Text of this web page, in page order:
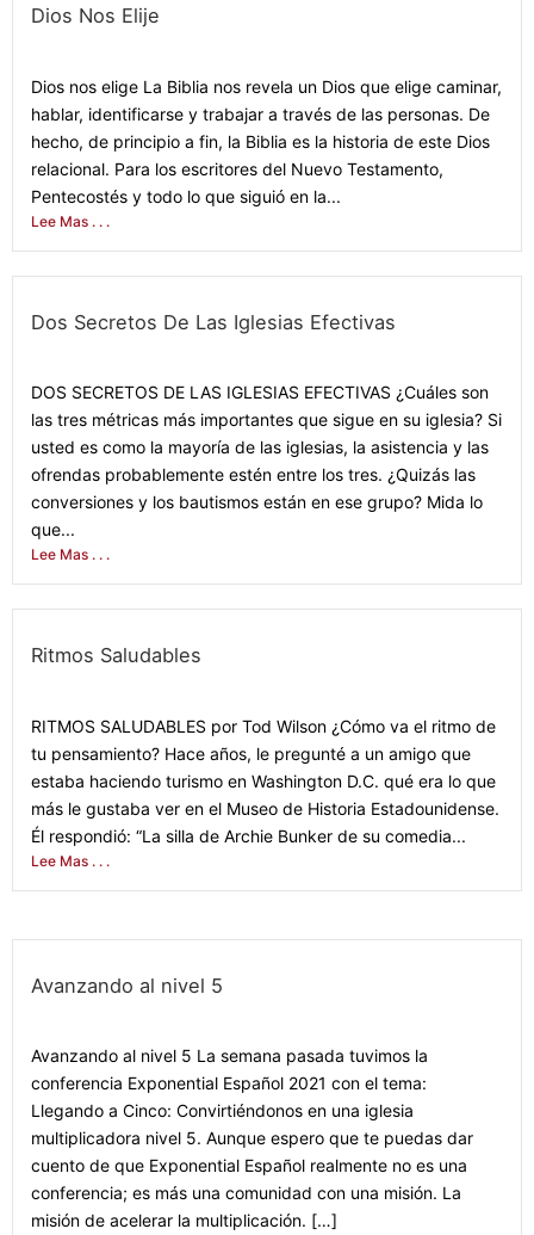
Dios Nos Elije
Dios nos elige La Biblia nos revela un Dios que elige caminar,
hablar, identificarse y trabajar a través de las personas. De
hecho, de principio a fin, la Biblia es la historia de este Dios
relacional. Para los escritores del Nuevo Testamento,
Pentecostés y todo lo que siguió en la...
Lee Mas . . .
Dos Secretos De Las Iglesias Efectivas
DOS SECRETOS DE LAS IGLESIAS EFECTIVAS ¿Cuáles son
las tres métricas más importantes que sigue en su iglesia? Si
usted es como la mayoría de las iglesias, la asistencia y las
ofrendas probablemente estén entre los tres. ¿Quizás las
conversiones y los bautismos están en ese grupo? Mida lo
que...
Lee Mas . . .
Ritmos Saludables
RITMOS SALUDABLES por Tod Wilson ¿Cómo va el ritmo de
tu pensamiento? Hace años, le pregunté a un amigo que
estaba haciendo turismo en Washington D.C. qué era lo que
más le gustaba ver en el Museo de Historia Estadounidense.
Él respondió: “La silla de Archie Bunker de su comedia...
Lee Mas . . .
Avanzando al nivel 5
Avanzando al nivel 5 La semana pasada tuvimos la
conferencia Exponential Español 2021 con el tema:
Llegando a Cinco: Convirtiéndonos en una iglesia
multiplicadora nivel 5. Aunque espero que te puedas dar
cuento de que Exponential Español realmente no es una
conferencia; es más una comunidad con una misión. La
misión de acelerar la multiplicación. […]